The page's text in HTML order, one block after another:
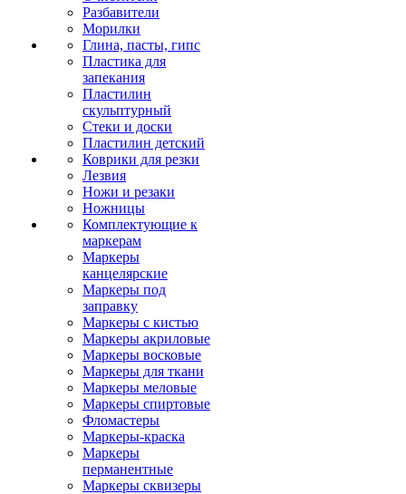
Разбавители
Морилки
Глина, пасты, гипс
Пластика для
запекания
Пластилин
скульптурный
Стеки и доски
Пластилин детский
Коврики для резки
Лезвия
Ножи и резаки
Ножницы
Комплектующие к
маркерам
Маркеры
канцелярские
Маркеры под
заправку
Маркеры с кистью
Маркеры акриловые
Маркеры восковые
Маркеры для ткани
Маркеры меловые
Маркеры спиртовые
Фломастеры
Маркеры-краска
Маркеры
перманентные
Маркеры сквизеры